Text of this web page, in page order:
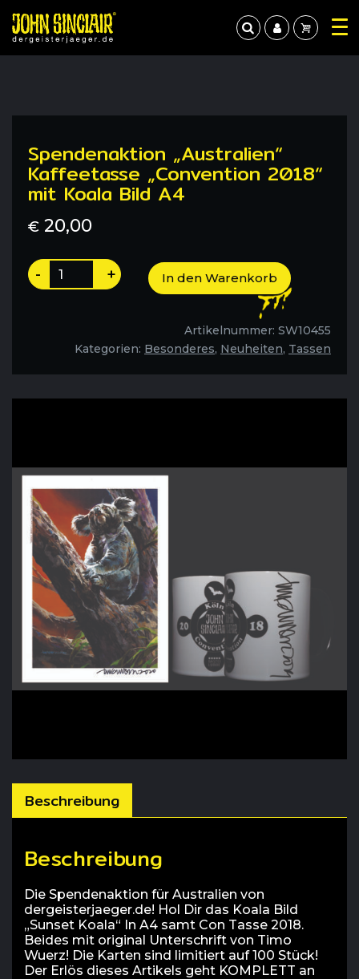
Spendenaktion „Australien“
Kaffeetasse „Convention 2018“
mit Koala Bild A4
€ 20,00
Spendenaktion
"Australien"
Koala
Bild
- + In den Warenkorb
Artikelnummer: SW10455
Kategorien: Besonderes, Neuheiten, Tassen
Beschreibung
Beschreibung
Die Spendenaktion für Australien von
dergeisterjaeger.de! Hol Dir das Koala Bild
„Sunset Koala“ In A4 samt Con Tasse 2018.
Beides mit original Unterschrift von Timo
Wuerz! Die Karten sind limitiert auf 100 Stück!
Der Erlös dieses Artikels geht KOMPLETT an